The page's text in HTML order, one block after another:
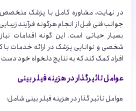
در نهایت، مشاوره کامل با پزشک
جوانب فنی قبل از انجام هرگونه فرآیند
بسیار حیاتی است. این گونه اقدامات
شخصی و توانایی پزشک در ارائه خدمات
افراد کمک کند که به نتایج دلخواه خود دست
عوامل تاثیرگذار در هزینه فیلر بینی
عوامل تاثیر گذار در هزینه فیلر بینی شامل: